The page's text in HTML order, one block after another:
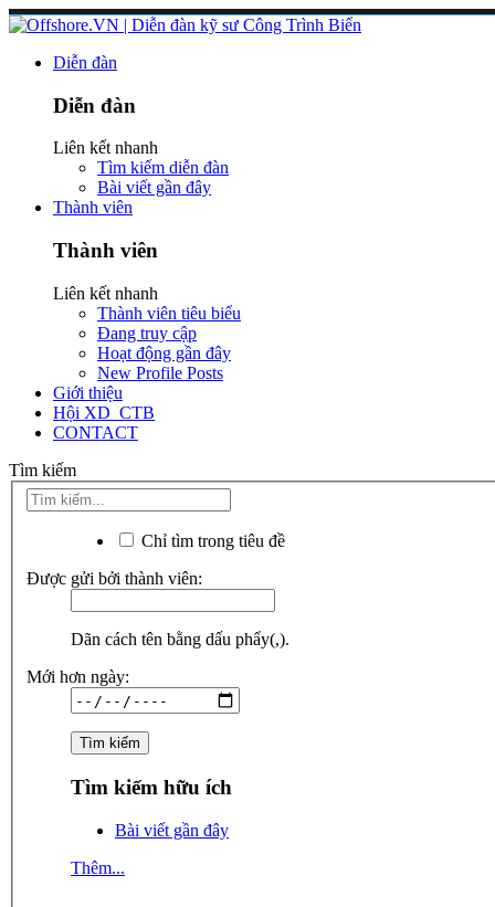
Diễn đàn
Diễn đàn
Liên kết nhanh
Tìm kiếm diễn đàn
Bài viết gần đây
Thành viên
Thành viên
Liên kết nhanh
Thành viên tiêu biểu
Đang truy cập
Hoạt động gần đây
New Profile Posts
Giới thiệu
Hội XD_CTB
CONTACT
Tìm kiếm
Chỉ tìm trong tiêu đề
Được gửi bởi thành viên:
Dãn cách tên bằng dấu phẩy(,).
Mới hơn ngày:
Tìm kiếm hữu ích
Bài viết gần đây
Thêm...